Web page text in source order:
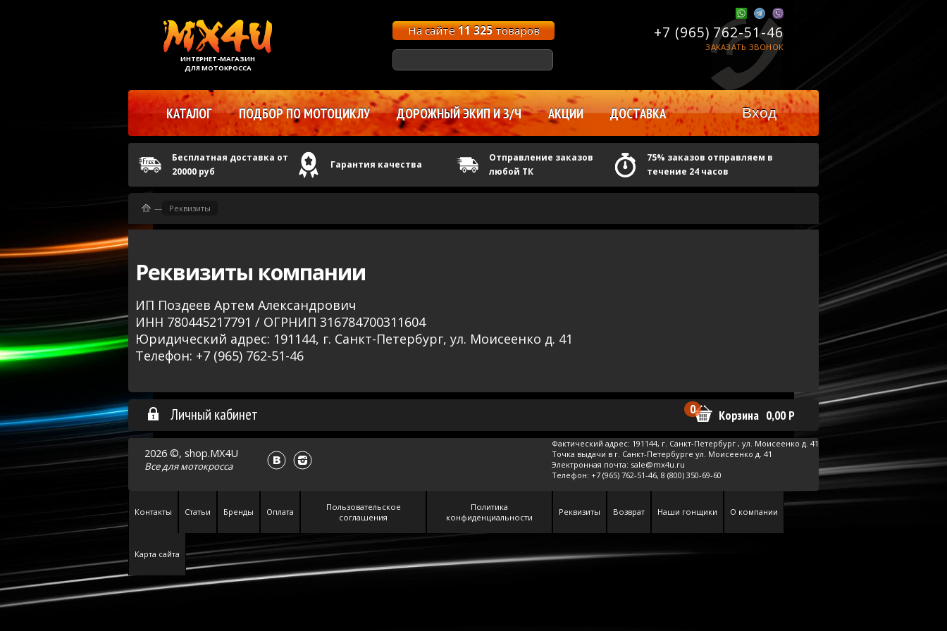
Реквизиты компании
ИП Поздеев Артем Александрович
ИНН 780445217791 / ОГРНИП 316784700311604
Юридический адрес: 191144, г. Санкт-Петербург, ул. Моисеенко д. 41
Телефон: +7 (965) 762-51-46
— Реквизиты
ИНТЕРНЕТ-МАГАЗИН
ДЛЯ МОТОКРОССА
На сайте11 325товаров +7 (965) 762-51-46
ЗАКАЗАТЬ ЗВОНОК
КАТАЛОГ ПОДБОР ПО МОТОЦИКЛУ ДОРОЖНЫЙ ЭКИП И З/Ч АКЦИИ ДОСТАВКА Вход
Бесплатная доставка от
20000 руб
Гарантия качества
Отправление заказов
любой ТК
75% заказов отправляем в
течение 24 часов
Личный кабинет Корзина
0 0,00 Р
2026 ©, shop.MX4U
Все длямотокросса
Фактический адрес: 191144, г. Санкт-Петербург , ул. Моисеенко д. 41
Точка выдачи в г. Санкт-Петербурге ул. Моисеенко д. 41
Электронная почта: sale@mx4u.ru
Телефон: +7 (965) 762-51-46, 8 (800) 350-69-60
Контакты Статьи Бренды Оплата
Пользовательское
соглашения
Политика
конфиденциальности
Реквизиты Возврат Наши гонщики О компании
Карта сайта